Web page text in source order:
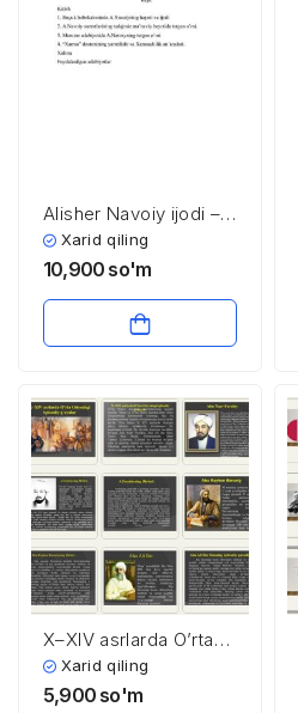
Alisher Navoiy ijodi –
bebaho chashma
Xarid qiling
10,900 so'm
X–XIV asrlarda O’rta
Osiyodagi iqtisodiy
g’oyalar
Xarid qiling
5,900 so'm